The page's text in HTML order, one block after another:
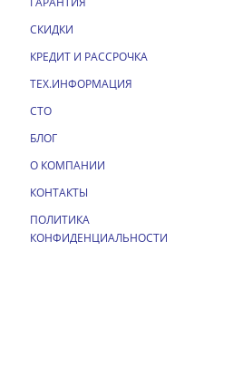
СКИДКИ
КРЕДИТ И РАССРОЧКА
ТЕХ.ИНФОРМАЦИЯ
СТО
БЛОГ
О КОМПАНИИ
КОНТАКТЫ
ПОЛИТИКА
КОНФИДЕНЦИАЛЬНОСТИ